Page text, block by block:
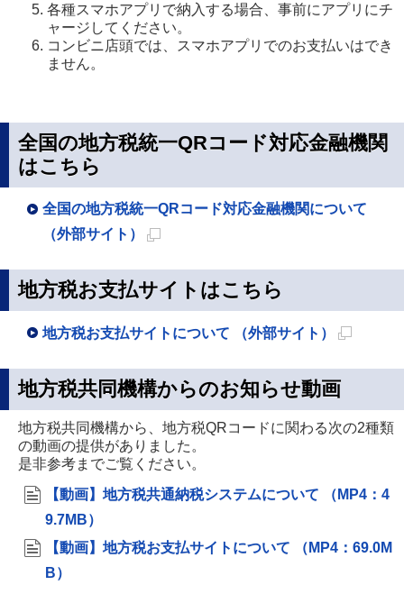
各種スマホアプリで納入する場合、事前にアプリにチ
ャージしてください。
コンビニ店頭では、スマホアプリでのお支払いはでき
ません。
全国の地方税統一QRコード対応金融機関
はこちら
全国の地方税統一QRコード対応金融機関について
（外部サイト）
規
ー
で
開
き
ま
地方税お支払サイトはこちら
地方税お支払サイトについて （外部サイト）
規
ー
ま
地方税共同機構からのお知らせ動画
地方税共同機構から、地方税QRコードに関わる次の2種類
の動画の提供がありました。
是非参考までご覧ください。
【動画】地方税共通納税システムについて （MP4：4
9.7MB）
【動画】地方税お支払サイトについて （MP4：69.0M
B）